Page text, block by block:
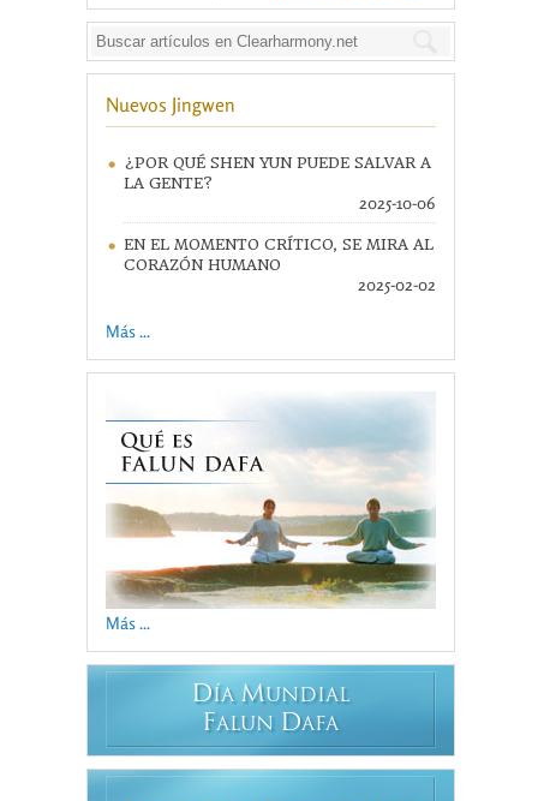
Nuevos Jingwen
¿POR QUÉ SHEN YUN PUEDE SALVAR A
LA GENTE?
2025-10-06
EN EL MOMENTO CRÍTICO, SE MIRA AL
CORAZÓN HUMANO
2025-02-02
Más ...
Más ...
DÍA MUNDIAL
FALUN DAFA